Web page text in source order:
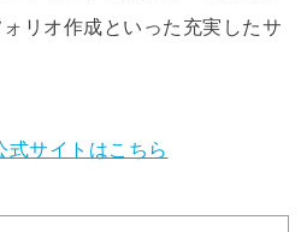
リオ作成といった充実したサ
サイトはこちら